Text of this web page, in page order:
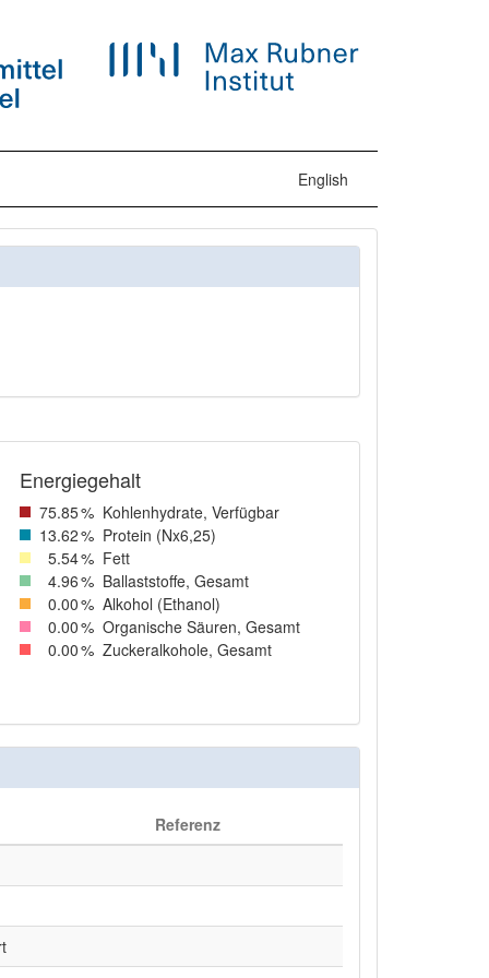
English
Energiegehalt
75.85% Kohlenhydrate, Verfügbar
13.62% Protein (Nx6,25)
5.54% Fett
4.96% Ballaststoffe, Gesamt
0.00% Alkohol (Ethanol)
0.00% Organische Säuren, Gesamt
0.00% Zuckeralkohole, Gesamt
Referenz